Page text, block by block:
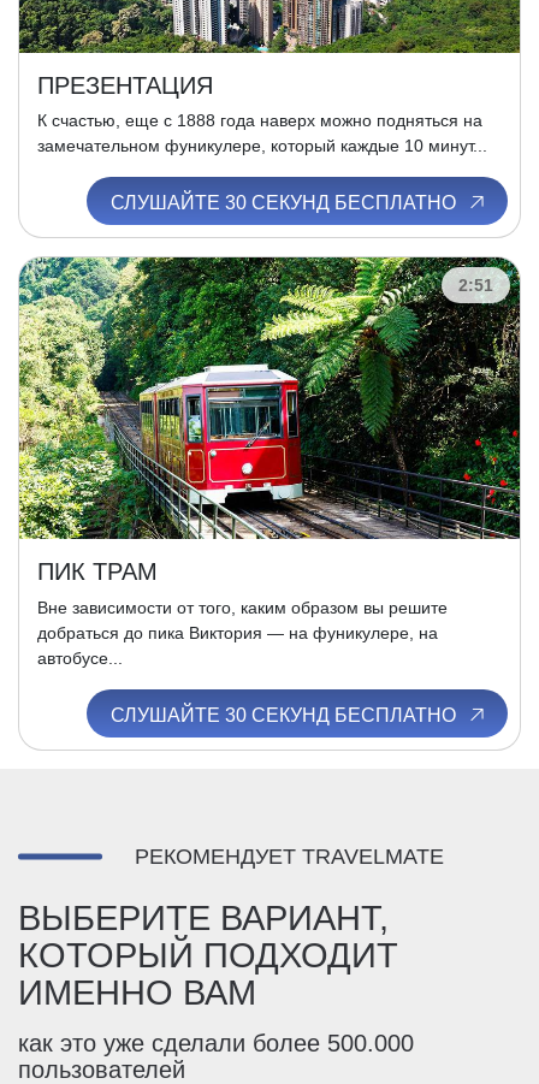
ПРЕЗЕНТАЦИЯ
К счастью, еще с 1888 года наверх можно подняться на
замечательном фуникулере, который каждые 10 минут...
СЛУШАЙТЕ 30 СЕКУНД БЕСПЛАТНО
2:51
ПИК ТРАМ
Вне зависимости от того, каким образом вы решите
добраться до пика Виктория — на фуникулере, на
автобусе...
СЛУШАЙТЕ 30 СЕКУНД БЕСПЛАТНО
РЕКОМЕНДУЕТ TRAVELMATE
ВЫБЕРИТЕ ВАРИАНТ,
КОТОРЫЙ ПОДХОДИТ
ИМЕННО ВАМ
как это уже сделали более 500.000
пользователей